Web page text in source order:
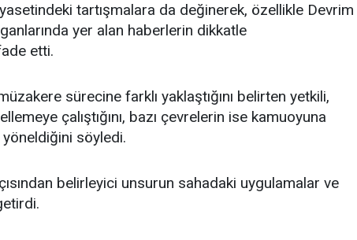
tartışmalara da değinerek, özellikle Devrim
yer alan haberlerin dikkatle
etti.
sürecine farklı yaklaştığını belirten yetkili,
çalıştığını, bazı çevrelerin ise kamuoyuna
söyledi.
belirleyici unsurun sahadaki uygulamalar ve